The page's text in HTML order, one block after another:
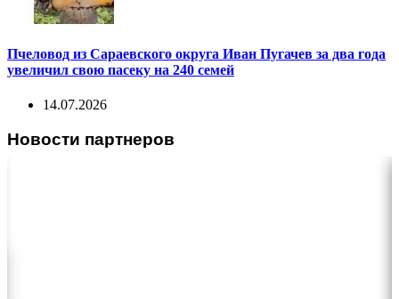
Пчеловод из Сараевского округа Иван Пугачев за два года
увеличил свою пасеку на 240 семей
14.07.2026
Новости партнеров